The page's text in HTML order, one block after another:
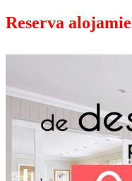
Reserva